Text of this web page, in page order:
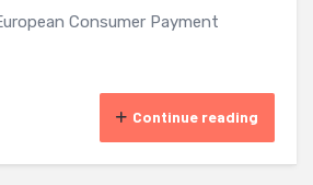
Consumer Payment
Continue reading